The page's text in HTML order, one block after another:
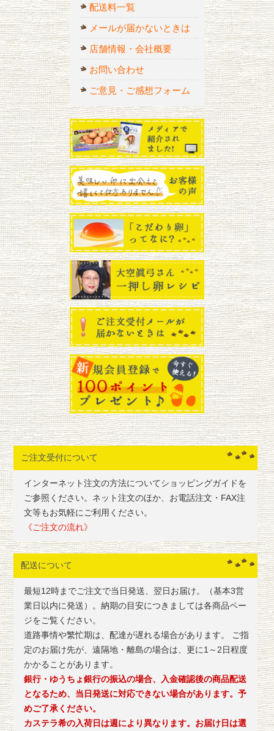
配送料一覧
メールが届かないときは
店舗情報・会社概要
お問い合わせ
ご意見・ご感想フォーム
ご注文受付について
インターネット注文の方法についてショッピングガイドを
ご参照ください。ネット注文のほか、お電話注文・FAX注
文等もお気軽にご利用ください。
《ご注文の流れ》
配送について
最短12時までご注文で当日発送、翌日お届け。（基本3営
業日以内に発送）。納期の目安につきましては各商品ペー
ジをご覧ください。
道路事情や繁忙期は、配達が遅れる場合があります。 ご指
定のお届け先が、遠隔地・離島の場合は、更に1～2日程度
かかることがあります。
銀行・ゆうちょ銀行の振込の場合、入金確認後の商品配送
となるため、当日発送に対応できない場合があります。予
めご了承ください。
カステラ希の入荷日は週により異なります。お届け日は選